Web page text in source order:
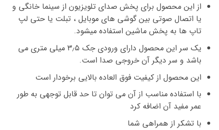
از این محصول برای پخش صدای تلویزیون از سینما خانگی و
یا اتصال صوتی بین گوشی های موبایل ، تبلت یا حتی لپ
تاپ ها به پخش ماشین استفاده میشود.
یک سر این محصول دارای ورودی جک ۳٫۵ میلی متری می
باشد و سر دیگر آن خروجی صدا است.
این محصول از کیفیت فوق العاده بالایی برخودار است
با استفاده مناسب از آن می توان تا حد قابل توجهی به طور
عمر مفید آن اضافه کرد
با تشکر از همراهی شما